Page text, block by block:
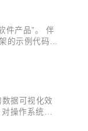
件产品”。 伴
的示例代码，
据可视化效
操作系统的